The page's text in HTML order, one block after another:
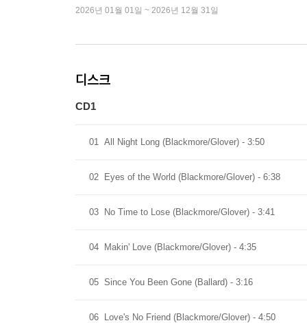
2026년 01월 01일 ~ 2026년 12월 31일
디스크
CD1
01 All Night Long (Blackmore/Glover) - 3:50
02 Eyes of the World (Blackmore/Glover) - 6:38
03 No Time to Lose (Blackmore/Glover) - 3:41
04 Makin' Love (Blackmore/Glover) - 4:35
05 Since You Been Gone (Ballard) - 3:16
06 Love's No Friend (Blackmore/Glover) - 4:50